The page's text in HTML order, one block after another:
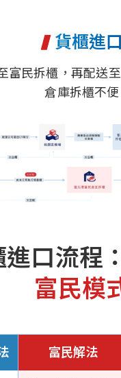
貨櫃進口
富民拆櫃，再配送
倉庫拆櫃不便
口流程
富民模
富民解法